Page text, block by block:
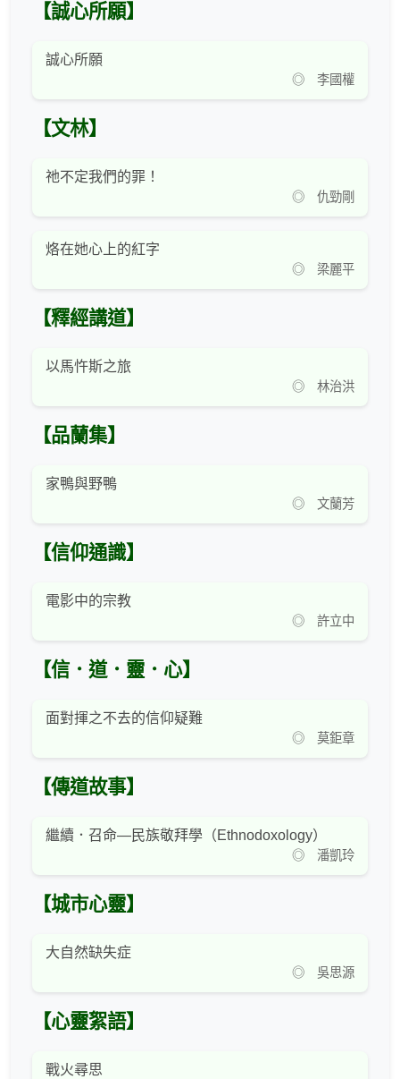
【誠心所願】
誠心所願
◎ 李國權
【文林】
祂不定我們的罪！
◎ 仇勁剛
烙在她心上的紅字
◎ 梁麗平
【釋經講道】
以馬忤斯之旅
◎ 林治洪
【品蘭集】
家鴨與野鴨
◎ 文蘭芳
【信仰通識】
電影中的宗教
◎ 許立中
【信．道．靈．心】
面對揮之不去的信仰疑難
◎ 莫鉅章
【傳道故事】
繼續．召命—民族敬拜學（Ethnodoxology）
◎ 潘凱玲
【城市心靈】
大自然缺失症
◎ 吳思源
【心靈絮語】
戰火尋思